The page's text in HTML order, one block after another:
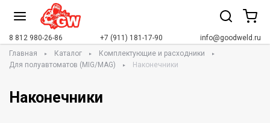
8 812 980-26-86 +7 (911) 181-17-90
info@goodweld.ru
Главная
Каталог
Комплектующие и расходники
Для полуавтоматов (MIG/MAG)
Наконечники
Наконечники